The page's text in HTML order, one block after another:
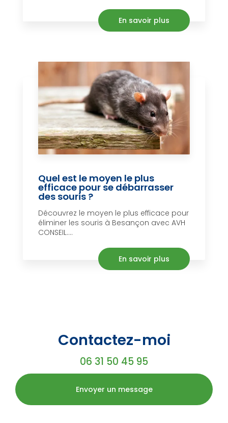
En savoir plus
Quel est le moyen le plus
efficace pour se débarrasser
des souris ?
Découvrez le moyen le plus efficace pour
éliminer les souris à Besançon avec AVH
CONSEIL....
En savoir plus
Contactez-moi
06 31 50 45 95
Envoyer un message